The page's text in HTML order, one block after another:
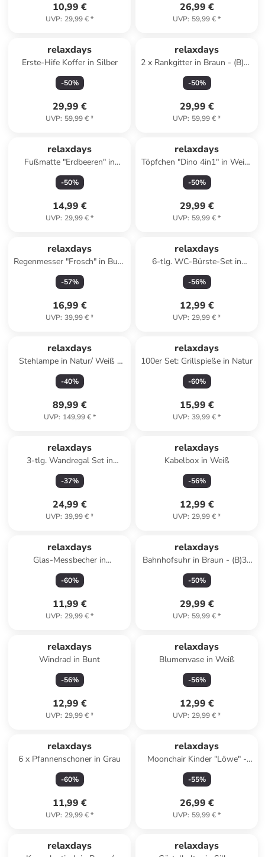
10,99 €
UVP: 29,99 €*
26,99 €
UVP: 59,99 €*
relaxdays
Erste-Hife Koffer in Silber
-50%
29,99 €
UVP: 59,99 €*
relaxdays
2 x Rankgitter in Braun - (B)30
x (H)160 cm
-50%
29,99 €
UVP: 59,99 €*
relaxdays
Fußmatte "Erdbeeren" in
Mehrfarbig - 60 x 40 cm
-50%
14,99 €
UVP: 29,99 €*
relaxdays
Töpfchen "Dino 4in1" in Weiß/
Rosa - (B)36,5 x (H)30 x
(T)33,5 cm
-50%
29,99 €
UVP: 59,99 €*
relaxdays
Regenmesser "Frosch" in Bunt
- (B)10,5 x (H)19 x (T)8 cm
-57%
16,99 €
UVP: 39,99 €*
relaxdays
6-tlg. WC-Bürste-Set in
Schwarz/ Silber - (L)35,5 x
(Ø)8 cm
-56%
12,99 €
UVP: 29,99 €*
relaxdays
Stehlampe in Natur/ Weiß -
(H)180 x Ø30 cm
-40%
89,99 €
UVP: 149,99 €*
relaxdays
100er Set: Grillspieße in Natur
-60%
15,99 €
UVP: 39,99 €*
relaxdays
3-tlg. Wandregal Set in
Braun/ Schwarz
-37%
24,99 €
UVP: 39,99 €*
relaxdays
Kabelbox in Weiß
-56%
12,99 €
UVP: 29,99 €*
relaxdays
Glas-Messbecher in
Transparent - 250 ml
-60%
11,99 €
UVP: 29,99 €*
relaxdays
Bahnhofsuhr in Braun - (B)35
x (H)34 x (T)10 cm
-50%
29,99 €
UVP: 59,99 €*
relaxdays
Windrad in Bunt
-56%
12,99 €
UVP: 29,99 €*
relaxdays
Blumenvase in Weiß
-56%
12,99 €
UVP: 29,99 €*
relaxdays
6 x Pfannenschoner in Grau
-60%
11,99 €
UVP: 29,99 €*
relaxdays
Moonchair Kinder "Löwe" -
(B)50 x (H)47 x (T)48 cm
-55%
26,99 €
UVP: 59,99 €*
relaxdays relaxdays